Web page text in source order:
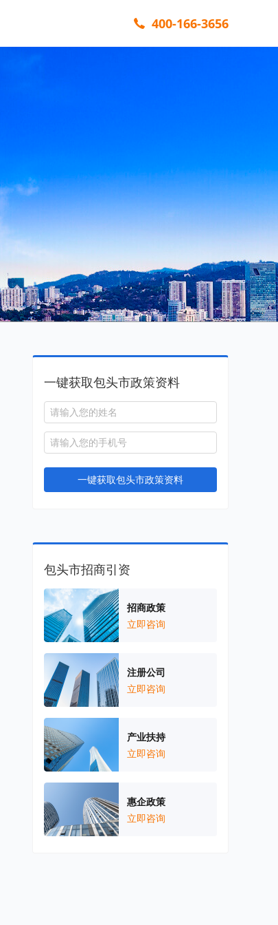
400-166-3656
一键获取包头市政策资料
一键获取包头市政策资料
包头市招商引资
招商政策
立即咨询
注册公司
立即咨询
产业扶持
立即咨询
惠企政策
立即咨询